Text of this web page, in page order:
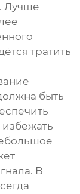
Лучше
тратить
быть
В